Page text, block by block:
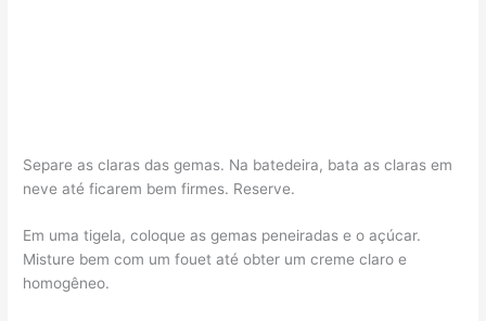
Separe as claras das gemas. Na batedeira, bata as claras em
neve até ficarem bem firmes. Reserve.
Em uma tigela, coloque as gemas peneiradas e o açúcar.
Misture bem com um fouet até obter um creme claro e
homogêneo.